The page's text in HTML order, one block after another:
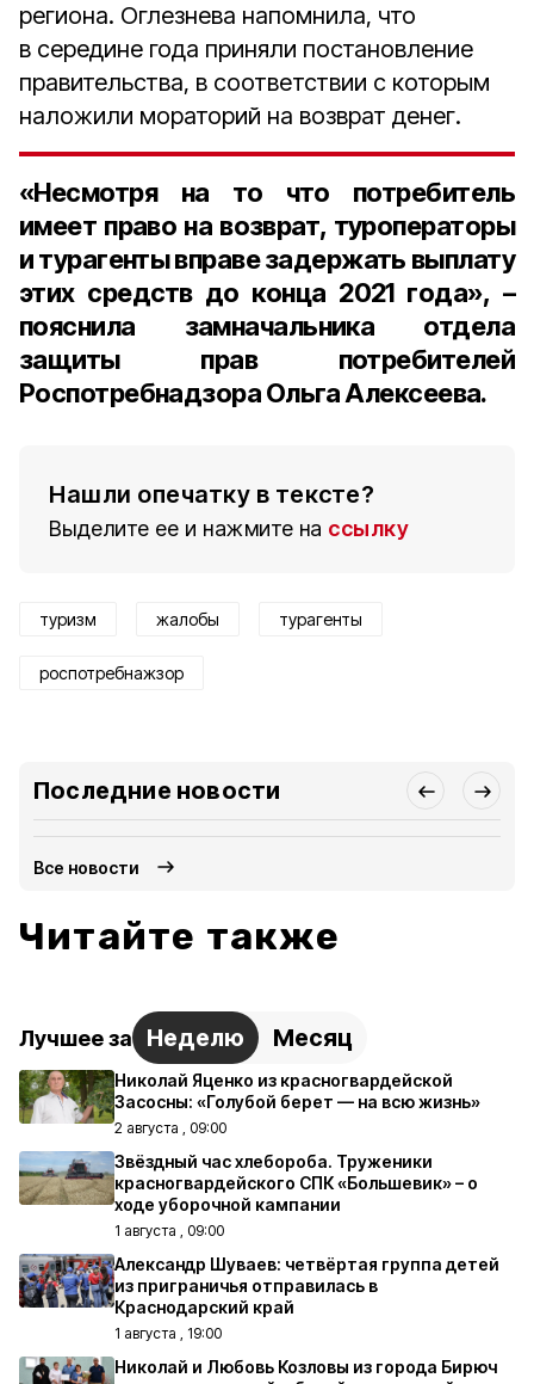
региона. Оглезнева напомнила, что
в середине года приняли постановление
правительства, в соответствии с которым
наложили мораторий на возврат денег.
«Несмотря на то что потребитель
имеет право на возврат, туроператоры
и турагенты вправе задержать выплату
этих средств до конца 2021 года», –
пояснила замначальника отдела
защиты прав потребителей
Роспотребнадзора Ольга Алексеева.
Нашли опечатку в тексте?
Выделите ее и нажмите на ссылку
туризм жалобы турагенты
роспотребнажзор
Последние новости
Все новости
Читайте также
Лучшее за Неделю Месяц
Николай Яценко из красногвардейской
Засосны: «Голубой берет — на всю жизнь»
2 августа , 09:00
Звёздный час хлебороба. Труженики
красногвардейского СПК «Большевик» – о
ходе уборочной кампании
1 августа , 09:00
Александр Шуваев: четвёртая группа детей
из приграничья отправилась в
Краснодарский край
1 августа , 19:00
Николай и Любовь Козловы из города Бирюч